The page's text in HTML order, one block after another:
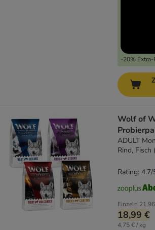
-20% Extra-
Wolf of
ADULT
Rind, Fisch
Einzeln
18,99 €
4,75 € / kg
Rating: 4.7/